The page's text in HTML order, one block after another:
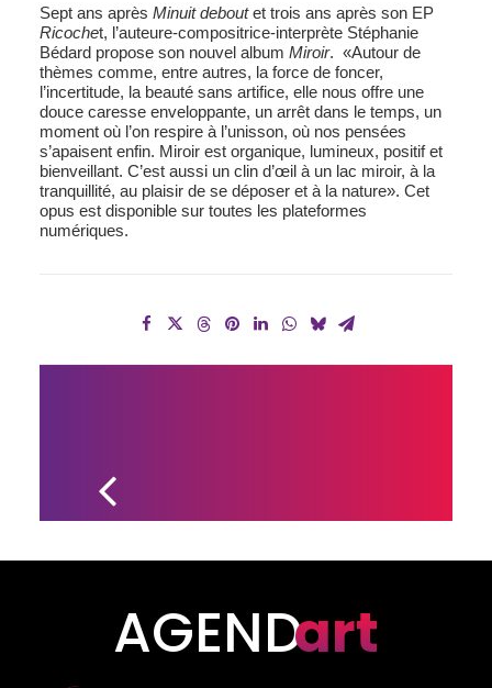
Sept ans après Minuit deboutet trois ans après son EP
Ricochet, l’auteure-compositrice-interprète Stéphanie
Bédard propose son nouvel album Miroir. «Autour de
thèmes comme, entre autres, la force de foncer,
l’incertitude, la beauté sans artifice, elle nous offre une
douce caresse enveloppante, un arrêt dans le temps, un
moment où l’on respire à l’unisson, où nos pensées
s’apaisent enfin. Miroir est organique, lumineux, positif et
bienveillant. C’est aussi un clin d’œil à un lac miroir, à la
tranquillité, au plaisir de se déposer et à la nature». Cet
opus est disponible sur toutes les plateformes
numériques.
AGENDart